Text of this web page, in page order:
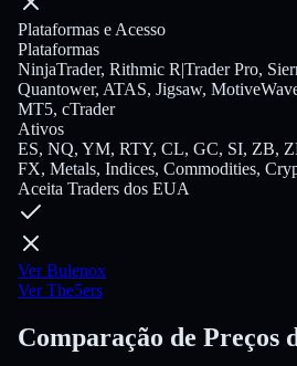
Plataformas e Acesso
Plataformas
NinjaTrader, Rithmic R|Trader Pro,
Quantower, ATAS, Jigsaw,
MT5, cTrader
Ativos
ES, NQ, YM, RTY, CL, GC, SI, ZB,
FX, Metals, Indices, Commodities,
Aceita Traders dos EUA
Ver Bulenox
Ver The5ers
Comparação de Preços